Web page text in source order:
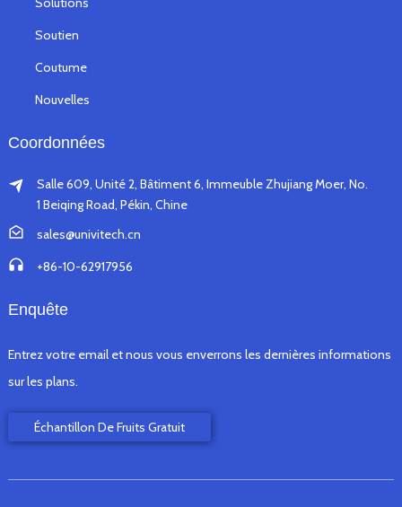
Soutien
Coutume
Nouvelles
Coordonnées
Salle 609, Unité 2, Bâtiment 6, Immeuble Zhujiang Moer, No.
1 Beiqing Road, Pékin, Chine
sales@univitech.cn
+86-10-62917956
Enquête
Entrez votre email et nous vous enverrons les dernières informations
sur les plans.
Échantillon De Fruits Gratuit